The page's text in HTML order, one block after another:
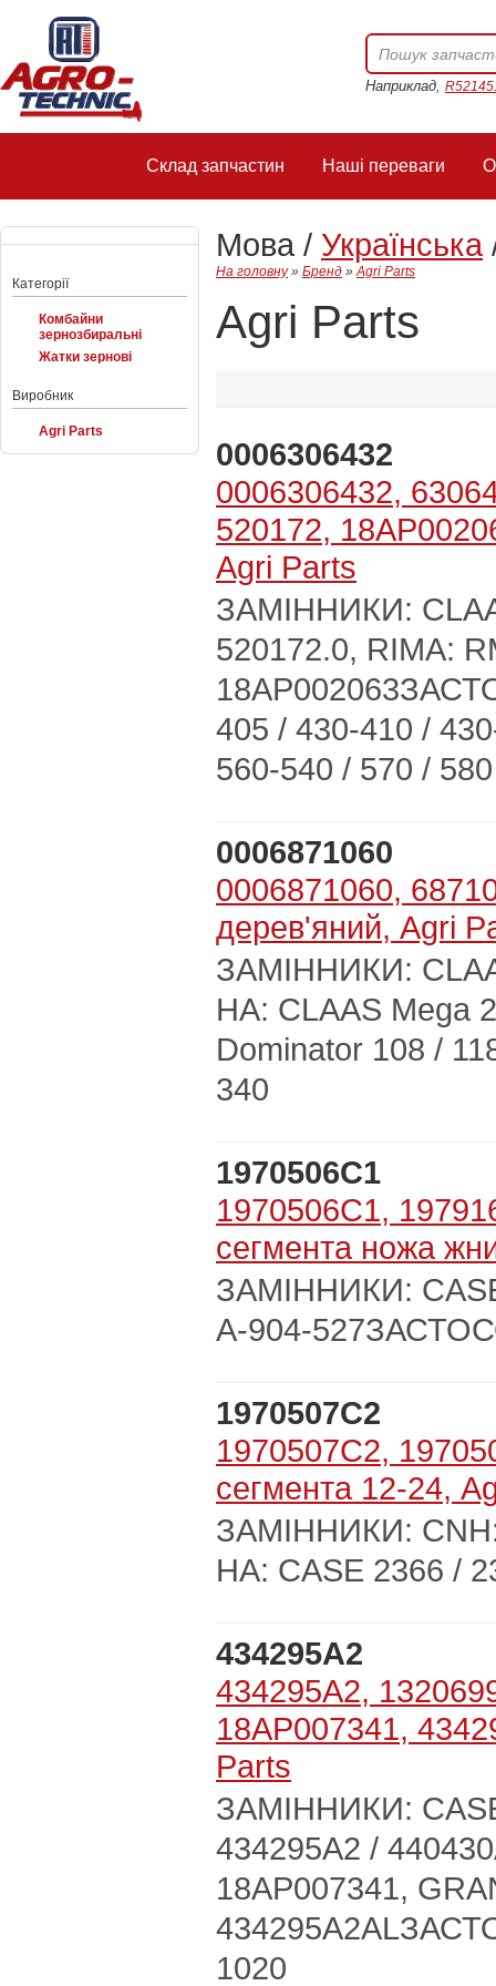
Наприклад,
Склад запчастин Наші переваги
Категорії
Комбайни
зернозбиральні
Жатки зернові
Виробник
Agri Parts
Мова / Українська
На головну» Бренд »Agri Parts
Agri Parts
0006306432
0006306432,
520172,
Agri Parts
ЗАМІННИКИ:
520172.0, RIMA:
405 / 430-410 /
560-540 / 570 /
0006871060
0006871060,
дерев'яний, Agri
ЗАМІННИКИ:
НА: CLAAS Mega
Dominator 108 /
340
1970506C1
1970506C1,
сегмента ножа
ЗАМІННИКИ:
A-904-
1970507C2
1970507C2,
сегмента 12-24,
ЗАМІННИКИ:
НА: CASE 2366 /
434295A2
434295A2,
18AP007341,
Parts
ЗАМІННИКИ:
434295A2 /
18AP007341,
1020